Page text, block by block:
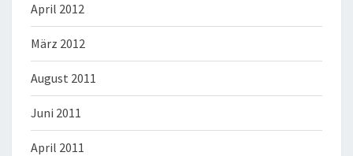
April 2012
März 2012
August 2011
Juni 2011
April 2011